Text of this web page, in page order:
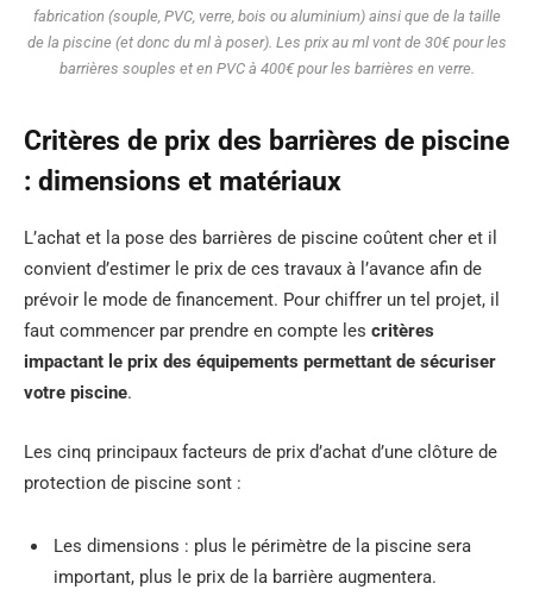
fabrication (souple, PVC, verre, bois ou aluminium) ainsi que de la taille
de la piscine (et donc du ml à poser). Les prix au ml vont de 30€ pour les
barrières souples et en PVC à 400€ pour les barrières en verre.
Critères de prix des barrières de piscine
: dimensions et matériaux
L’achat et la pose des barrières de piscine coûtent cher et il
convient d’estimer le prix de ces travaux à l’avance afin de
prévoir le mode de financement. Pour chiffrer un tel projet, il
faut commencer par prendre en compte les critères
impactant le prix des équipements permettant de sécuriser
votre piscine.
Les cinq principaux facteurs de prix d’achat d’une clôture de
protection de piscine sont :
Les dimensions : plus le périmètre de la piscine sera
important, plus le prix de la barrière augmentera.